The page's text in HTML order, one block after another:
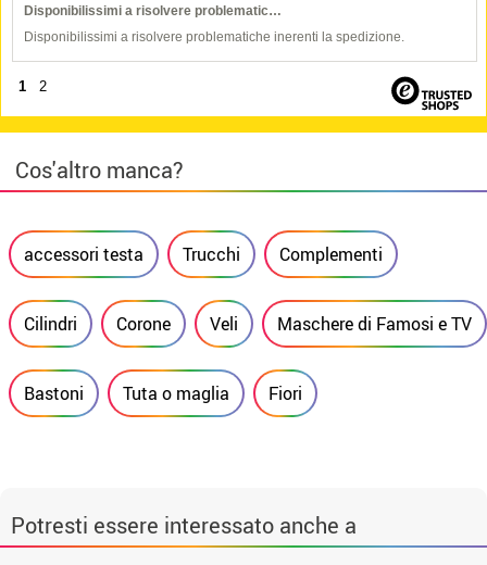
Disponibilissimi a risolvere problematic…
Disponibilissimi a risolvere problematiche inerenti la spedizione.
1 2
Cos'altro manca?
accessori testa Trucchi Complementi
Cilindri Corone Veli Maschere di Famosi e TV
Bastoni Tuta o maglia Fiori
Potresti essere interessato anche a